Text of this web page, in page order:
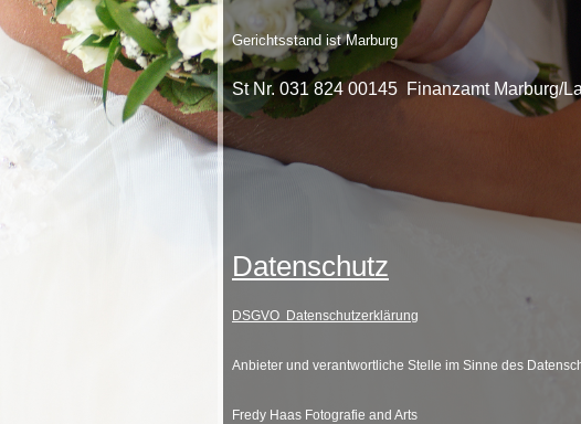
Gerichtsstand ist Marburg
St Nr. 031 824 00145 Finanzamt Marburg/
Datenschutz
DSGVO Datenschutzerklärung
Anbieter und verantwortliche Stelle im Sinne des
Fredy Haas Fotografie and Arts